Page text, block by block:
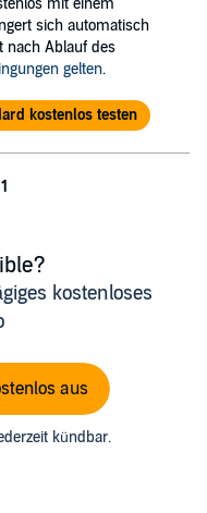
mit einem
sich automatisch
nach Ablauf des
gelten.
kostenlos testen
kostenloses
aus
kündbar.